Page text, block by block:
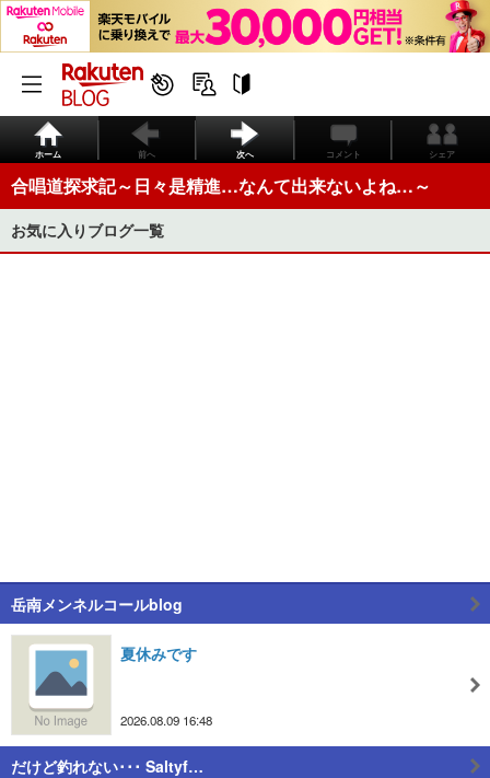
ホーム 前へ 次へ コメント シェア
合唱道探求記～日々是精進…なんて出来ないよね…～
お気に入りブログ一覧
岳南メンネルコールblog
夏休みです
2026.08.09 16:48
だけど釣れない･･･ Saltyf…